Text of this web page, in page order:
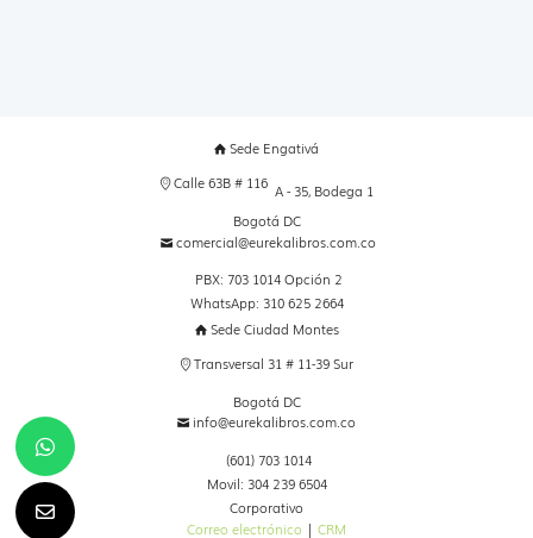
Sede Engativá
Calle 63B # 116 A - 35, Bodega 1
Bogotá DC
comercial@eurekalibros.com.co
PBX: 703 1014 Opción 2
WhatsApp: 310 625 2664
Sede Ciudad Montes
Transversal 31 # 11-39 Sur
Bogotá DC
info@eurekalibros.com.co
(601) 703 1014
Movil: 304 239 6504
Corporativo
Correo electrónico | CRM